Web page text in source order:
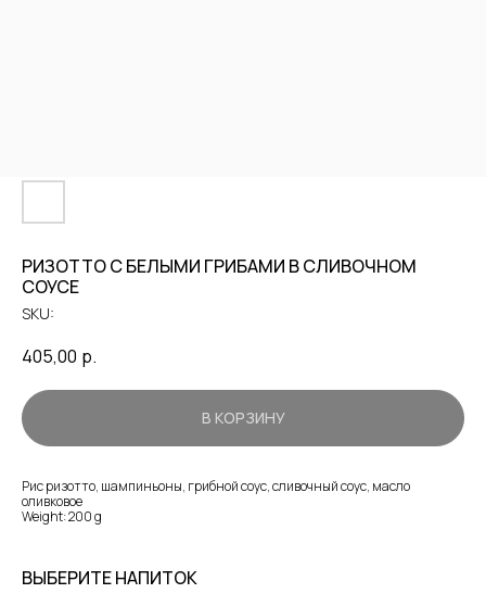
РИЗОТТО С БЕЛЫМИ ГРИБАМИ В СЛИВОЧНОМ
СОУСЕ
SKU:
405,00 р.
В КОРЗИНУ
Рис ризотто, шампиньоны, грибной соус, сливочный соус, масло
оливковое
Weight: 200 g
ВЫБЕРИТЕ НАПИТОК